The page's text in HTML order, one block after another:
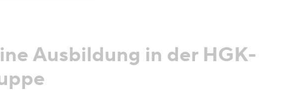
Ausbildung in der HGK-